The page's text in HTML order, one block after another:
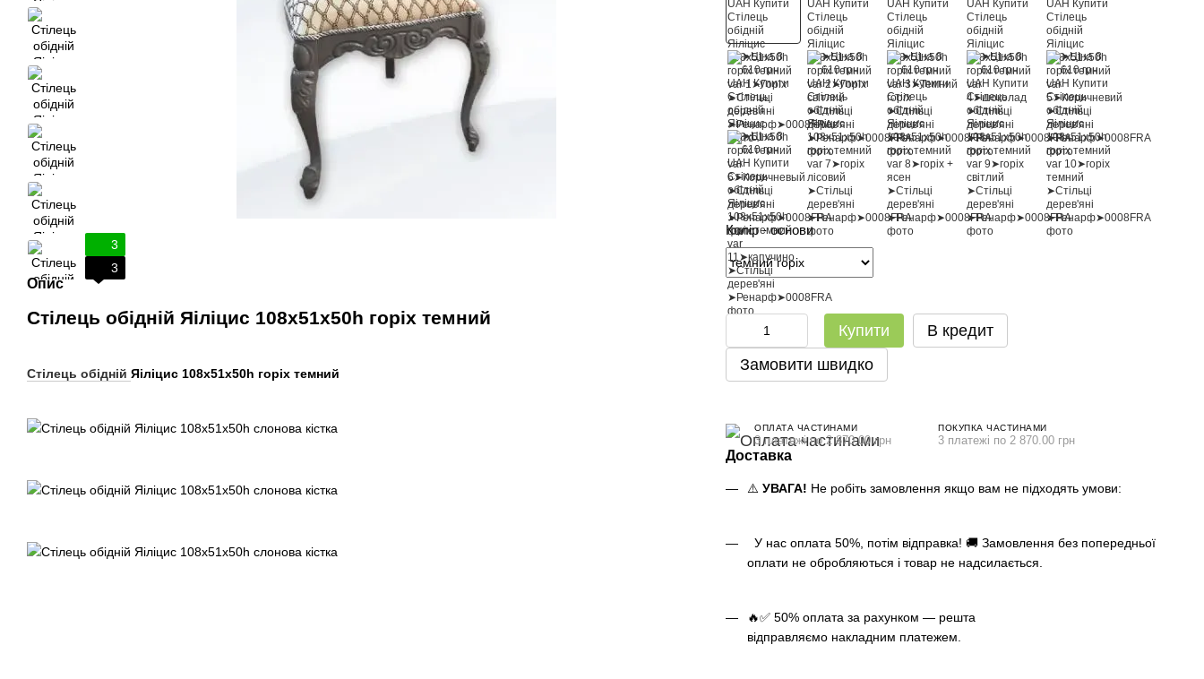
3
3
Опис
Стілець обідній Яіліцис 108х51х50h горіх темний
Стілець обідній Яіліцис 108х51х50h горіх темний
Колір - основи
Купити
В кредит
Замовити швидко
ОПЛАТА ЧАСТИНАМИ
3 платежі по 2 870.00 грн
ПОКУПКА ЧАСТИНАМИ
3 платежі по 2 870.00 грн
Доставка
⚠️УВАГА! Не робіть замовлення якщо вам не підходять умови:
У нас оплата 50%, потім відправка! 🚚 Замовлення без попередньої
оплати не обробляються і товар не надсилається.
🔥✅ 50% оплата за рахунком — решта
відправляємо накладним платежем.